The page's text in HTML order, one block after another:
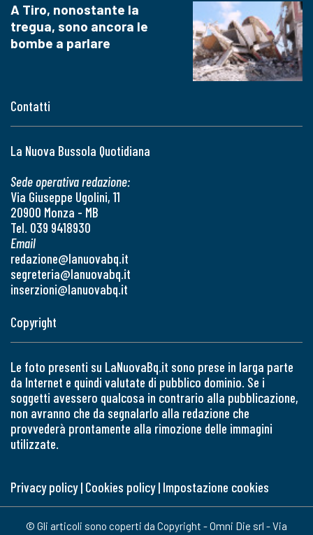
Contatti
La Nuova Bussola Quotidiana
Sede operativa redazione:
Via Giuseppe Ugolini, 11
20900 Monza - MB
Tel. 039 9418930
Email
redazione@lanuovabq.it
segreteria@lanuovabq.it
inserzioni@lanuovabq.it
A Tiro, nonostante la
tregua, sono ancora le
bombe a parlare
Copyright
Le foto presenti su LaNuovaBq.it sono prese in larga parte
da Internet e quindi valutate di pubblico dominio. Se i
soggetti avessero qualcosa in contrario alla pubblicazione,
non avranno che da segnalarlo alla redazione che
provvederà prontamente alla rimozione delle immagini
utilizzate.
Privacy policy| Cookies policy| Impostazione cookies
© Gli articoli sono coperti da Copyright - Omni Die srl - Via